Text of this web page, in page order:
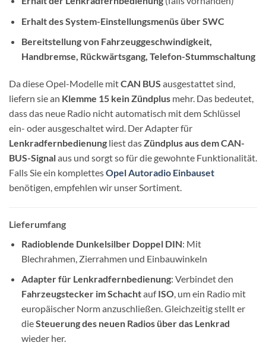
Erhalt des System-Einstellungsmenüs über SWC
Bereitstellung von Fahrzeuggeschwindigkeit,
Handbremse, Rückwärtsgang, Telefon-Stummschaltung
Da diese Opel-Modelle mitCAN BUS ausgestattet sind,
liefern sie an Klemme 15 kein Zündplus mehr. Das bedeutet,
dass das neue Radio nicht automatisch mit dem Schlüssel
ein- oder ausgeschaltet wird. Der Adapter für
Lenkradfernbedienung liest dasZündplus aus dem CAN-
BUS-Signalaus und sorgt so für die gewohnte Funktionalität.
Falls Sie ein komplettesOpel Autoradio Einbauset
benötigen, empfehlen wir unser Sortiment.
Lieferumfang
Radioblende Dunkelsilber Doppel DIN: Mit
Blechrahmen, Zierrahmen und Einbauwinkeln
Adapter für Lenkradfernbedienung: Verbindet den
Fahrzeugstecker im SchachtaufISO, um ein Radio mit
europäischer Norm anzuschließen. Gleichzeitig stellt er
dieSteuerung des neuen Radios über das Lenkrad
wieder her.